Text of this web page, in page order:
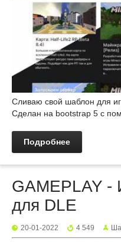
Сливаю свой шаблон для
Сделан на bootstrap 5 с
Подробнее
GAMEPLAY -
для DLE
20-01-2022 4 549